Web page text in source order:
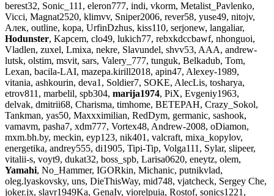
berest32, Sonic_111, eleron777, indi, vkorm, Metalist_Pavlenko,
Vicci, Magnat2520, klimvv, Sniper2006, rever58, yuse49, nitojv,
Алек, outline, kopa, UrfinDzhus, kiss110, serjonew, langaliar,
Hodunster, Kapcem, clo49, lukich77, rebxkdccbawf, nhonguoi,
Vladlen, zuxel, Lmixa, nekre, Slavundel, shvv53, AAA, andrew-
lutsk, olstim, msvit, sars, Valery_777, tunguk, Belkadub, Tom,
Lexan, bacila-LAI, mazepa.kirill2018, apin47, Alexey-1989,
vitania, ashkourin, deva1, Soldier7, SOKE, AlecLis, tosharya,
etrov811, marbelil, spb304, marija1974, PiX, Evgeniy1963,
delvak, dmitrii68, Charisma, timhome, BETEPAH, Crazy_Sokol,
Tankman, yas50, Maxxximilian, RedDym, germanic, sashook,
vamavm, pasha7, xdm777, Vortex48, Andrew-2008, oDiamon,
mxm.bh.by, meckin, eyp123, nik401, valcraft, mixa_kopylov,
energetika, andrey555, di1905, Tipi-Tip, Volga111, Sylar, slipeer,
vitalii-s, voyt9, dukat32, boss_spb, Larisa0620, eneytz, olem,
Yamahi, No_Hammer, IGORkin, Michanic, putnikvlad,
oleg.lyaskovsky, uns, DieThisWay, mid748, vjatcheck, Sergey Che,
joker.jx, slavr1949Ka, GenaIv, viorelpuia, Rostof, sonics1221,